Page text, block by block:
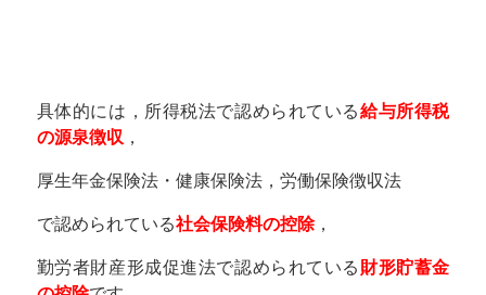
具体的には，所得税法で認められている給与所得税
の源泉徴収，
厚生年金保険法・健康保険法，労働保険徴収法
で認められている社会保険料の控除，
勤労者財産形成促進法で認められている財形貯蓄金